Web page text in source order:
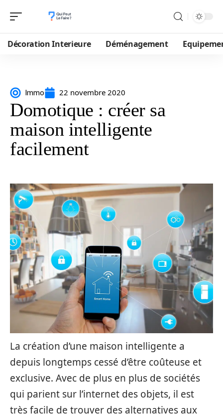
Décoration Interieure Déménagement
Immo 22 novembre 2020
Domotique : créer sa
maison intelligente
facilement
La création d’une maison intelligente a
depuis longtemps cessé d’être coûteuse et
exclusive. Avec de plus en plus de sociétés
qui parient sur l’internet des objets, il est
très facile de trouver des alternatives aux